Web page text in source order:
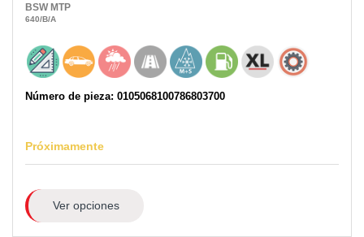
BSW MTP
640/B/A
Número de pieza: 0105068100786803700
Próximamente
Ver opciones